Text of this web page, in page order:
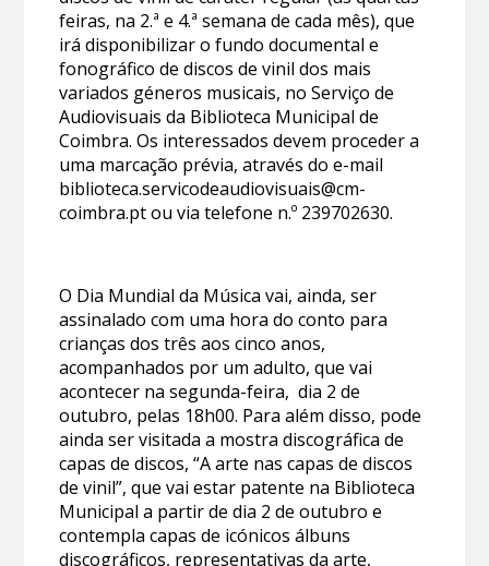
feiras, na 2.ª e 4.ª semana de cada mês), que
irá disponibilizar o fundo documental e
fonográfico de discos de vinil dos mais
variados géneros musicais, no Serviço de
Audiovisuais da Biblioteca Municipal de
Coimbra. Os interessados devem proceder a
uma marcação prévia, através do e-mail
biblioteca.servicodeaudiovisuais@cm-
coimbra.pt ou via telefone n.º 239702630.
O Dia Mundial da Música vai, ainda, ser
assinalado com uma hora do conto para
crianças dos três aos cinco anos,
acompanhados por um adulto, que vai
acontecer na segunda-feira, dia 2 de
outubro, pelas 18h00. Para além disso, pode
ainda ser visitada a mostra discográfica de
capas de discos, “A arte nas capas de discos
de vinil”, que vai estar patente na Biblioteca
Municipal a partir de dia 2 de outubro e
contempla capas de icónicos álbuns
discográficos, representativas da arte,